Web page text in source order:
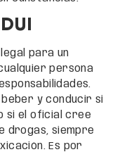
para un
persona
y conducir si
si el oficial cree
drogas, siempre
Es por